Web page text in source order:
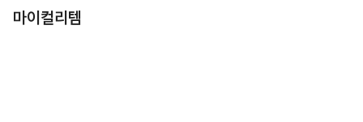
마이컬리템